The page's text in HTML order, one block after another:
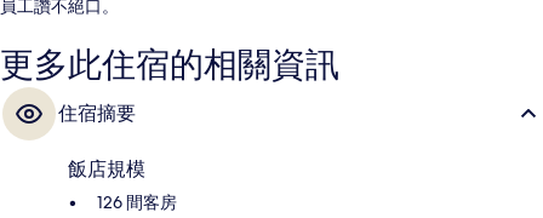
員工讚不絕口。
更多此住宿的相關資訊
住宿摘要
飯店規模
126 間客房